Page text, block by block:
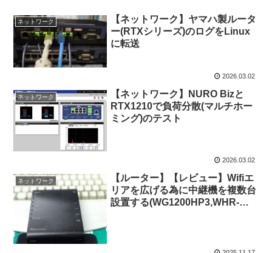
ネットワーク
【ネットワーク】ヤマハ製ルータ
ー(RTXシリーズ)のログをLinux
に転送
2026.03.02
ネットワーク
【ネットワーク】NURO Bizと
RTX1210で負荷分散(マルチホー
ミング)のテスト
2026.03.02
ネットワーク
【ルーター】【レビュー】Wifiエ
リアを広げる為に中継機を複数台
設置する(WG1200HP3,WHR-